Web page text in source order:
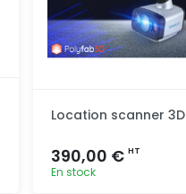
Location scanner 3D
390,00 € HT
En stock